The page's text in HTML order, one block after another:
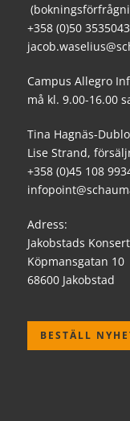
+358 (0)50 3535043
Campus Allegro
må kl. 9.00-16.00
Tina Hagnäs-
Lise Strand,
+358 (0)45 108
Adress:
Jakobstads
Köpmansgatan 10
68600 Jakobstad
BESTÄLL